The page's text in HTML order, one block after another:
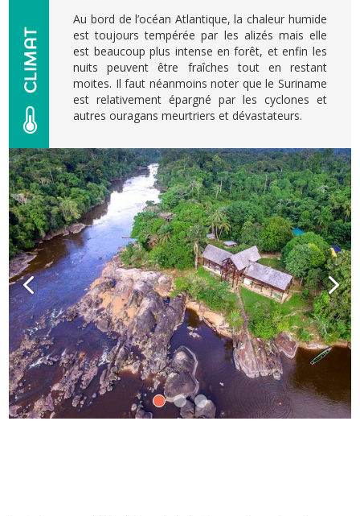
Au bord de l’océan Atlantique, la chaleur humide
est toujours tempérée par les alizés mais elle
est beaucoup plus intense en forêt, et enfin les
nuits peuvent être fraîches tout en restant
moites. Il faut néanmoins noter que le Suriname
est relativement épargné par les cyclones et
autres ouragans meurtriers et dévastateurs.